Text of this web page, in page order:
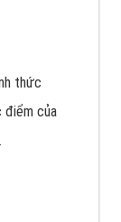
thức
điểm của